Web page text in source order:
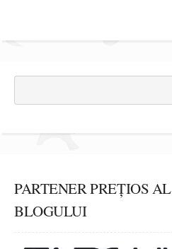
PARTENER PREȚIOS AL
BLOGULUI